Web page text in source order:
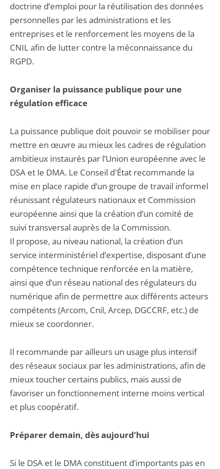
doctrine d’emploi pour la réutilisation des données
personnelles par les administrations et les
entreprises et le renforcement les moyens de la
CNIL afin de lutter contre la méconnaissance du
RGPD.
Organiser la puissance publique pour une
régulation efficace
La puissance publique doit pouvoir se mobiliser pour
mettre en œuvre au mieux les cadres de régulation
ambitieux instaurés par l’Union européenne avec le
DSA et le DMA. Le Conseil d'État recommande la
mise en place rapide d’un groupe de travail informel
réunissant régulateurs nationaux et Commission
européenne ainsi que la création d’un comité de
suivi transversal auprès de la Commission.
Il propose, au niveau national, la création d’un
service interministériel d’expertise, disposant d’une
compétence technique renforcée en la matière,
ainsi que d’un réseau national des régulateurs du
numérique afin de permettre aux différents acteurs
compétents (Arcom, Cnil, Arcep, DGCCRF, etc.) de
mieux se coordonner.
Il recommande par ailleurs un usage plus intensif
des réseaux sociaux par les administrations, afin de
mieux toucher certains publics, mais aussi de
favoriser un fonctionnement interne moins vertical
et plus coopératif.
Préparer demain, dès aujourd’hui
Si le DSA et le DMA constituent d’importants pas en